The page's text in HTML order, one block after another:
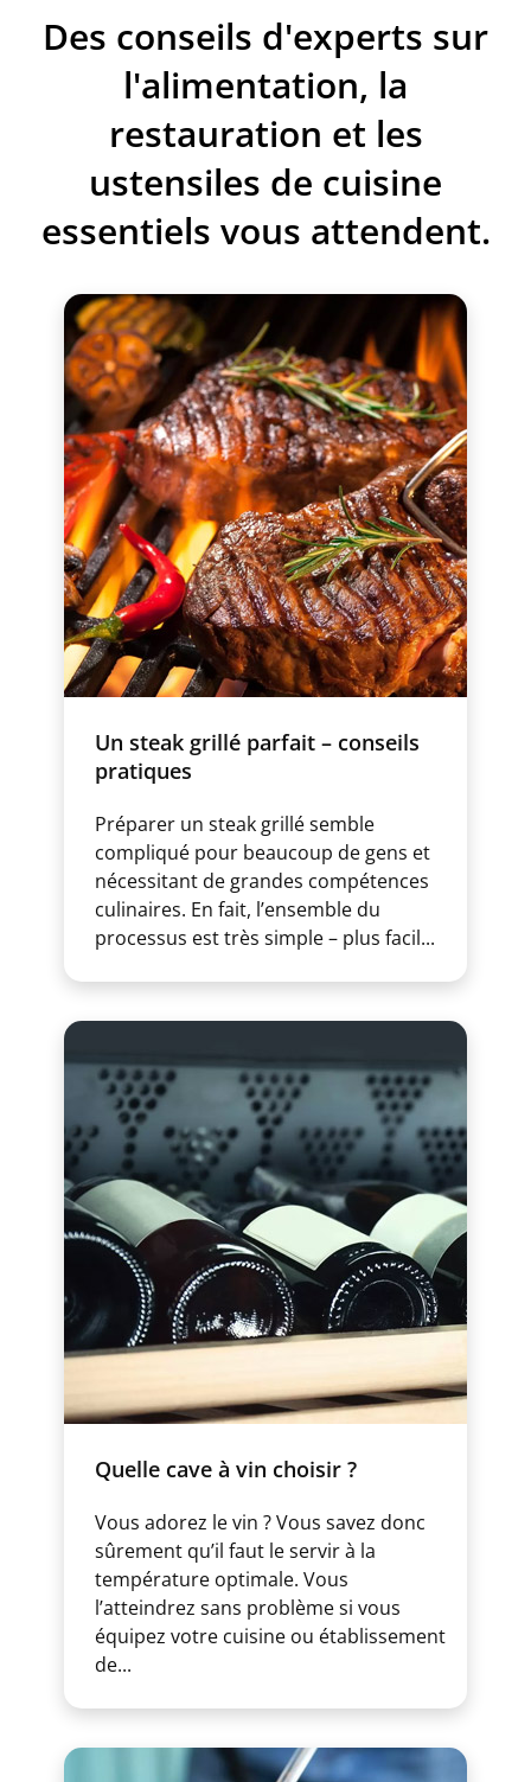
Des conseils d'experts sur
l'alimentation, la
restauration et les
ustensiles de cuisine
essentiels vous attendent.
Un steak grillé parfait – conseils
pratiques
Préparer un steak grillé semble
compliqué pour beaucoup de gens et
nécessitant de grandes compétences
culinaires. En fait, l’ensemble du
processus est très simple – plus facil...
Quelle cave à vin choisir ?
Vous adorez le vin ? Vous savez donc
sûrement qu’il faut le servir à la
température optimale. Vous
l’atteindrez sans problème si vous
équipez votre cuisine ou établissement
de...